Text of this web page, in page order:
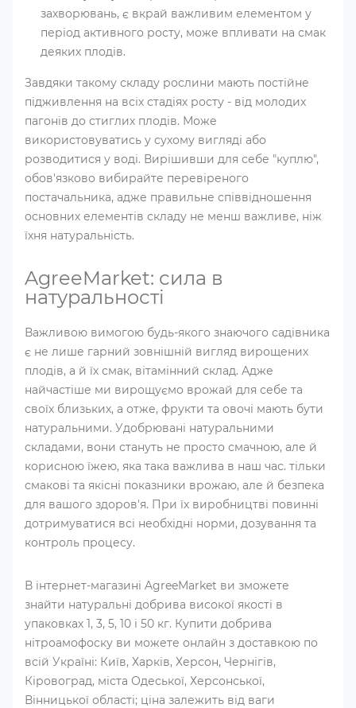
захворювань, є вкрай важливим елементом у
період активного росту, може впливати на смак
деяких плодів.
Завдяки такому складу рослини мають постійне
підживлення на всіх стадіях росту - від молодих
пагонів до стиглих плодів. Може
використовуватись у сухому вигляді або
розводитися у воді. Вирішивши для себе "куплю",
обов'язково вибирайте перевіреного
постачальника, адже правильне співвідношення
основних елементів складу не менш важливе, ніж
їхня натуральність.
AgreeMarket: сила в
натуральності
Важливою вимогою будь-якого знаючого садівника
є не лише гарний зовнішній вигляд вирощених
плодів, а й їх смак, вітамінний склад. Адже
найчастіше ми вирощуємо врожай для себе та
своїх близьких, а отже, фрукти та овочі мають бути
натуральними. Удобрювані натуральними
складами, вони стануть не просто смачною, але й
корисною їжею, яка така важлива в наш час. тільки
смакові та якісні показники врожаю, але й безпека
для вашого здоров'я. При їх виробництві повинні
дотримуватися всі необхідні норми, дозування та
контроль процесу.
В інтернет-магазині AgreeMarket ви зможете
знайти натуральні добрива високої якості в
упаковках 1, 3, 5, 10 і 50 кг. Купити добрива
нітроамофоску ви можете онлайн з доставкою по
всій Україні: Київ, Харків, Херсон, Чернігів,
Кіровоград, міста Одеської, Херсонської,
Вінницької області; ціна залежить від ваги